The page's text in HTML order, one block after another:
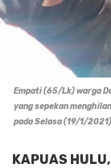
Empati (65/Lk) warga
yang sepekan
pada Selasa (19/1/
KAPUAS